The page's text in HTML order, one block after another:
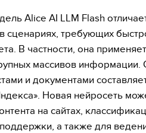
Alice AI LLM Flash
сценариях, требующих
В частности, она
массивов информации.
и документами
Новая нейросеть
на сайтах,
а также для